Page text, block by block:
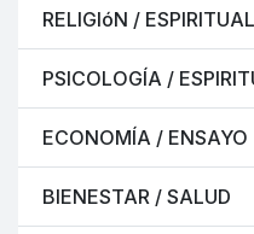
RELIGIóN /
PSICOLOGÍA /
ECONOMÍA / ENSAYO
BIENESTAR / SALUD